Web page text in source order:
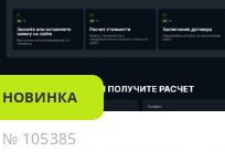
НОВИНКА
№ 105385